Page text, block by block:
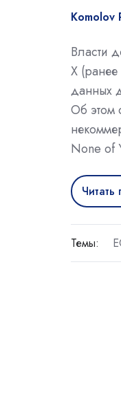
Komolov
Власти
X
данных
Об этом
None of
Читать
Темы: